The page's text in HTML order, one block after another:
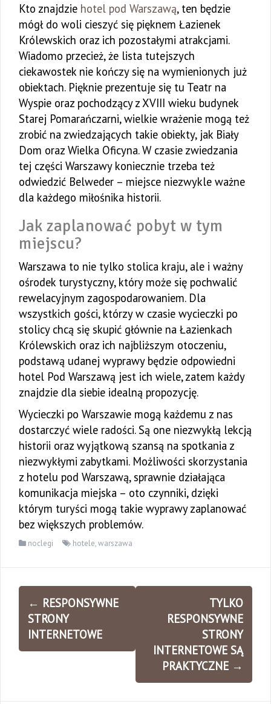
Kto znajdzie hotel pod Warszawą, ten będzie
mógł do woli cieszyć się pięknem Łazienek
Królewskich oraz ich pozostałymi atrakcjami.
Wiadomo przecież, że lista tutejszych
ciekawostek nie kończy się na wymienionych już
obiektach. Pięknie prezentuje się tu Teatr na
Wyspie oraz pochodzący z XVIII wieku budynek
Starej Pomarańczarni, wielkie wrażenie mogą też
zrobić na zwiedzających takie obiekty, jak Biały
Dom oraz Wielka Oficyna. W czasie zwiedzania
tej części Warszawy koniecznie trzeba też
odwiedzić Belweder – miejsce niezwykle ważne
dla każdego miłośnika historii.
Jak zaplanować pobyt w tym
miejscu?
Warszawa to nie tylko stolica kraju, ale i ważny
ośrodek turystyczny, który może się pochwalić
rewelacyjnym zagospodarowaniem. Dla
wszystkich gości, którzy w czasie wycieczki po
stolicy chcą się skupić głównie na Łazienkach
Królewskich oraz ich najbliższym otoczeniu,
podstawą udanej wyprawy będzie odpowiedni
hotel Pod Warszawą jest ich wiele, zatem każdy
znajdzie dla siebie idealną propozycję.
Wycieczki po Warszawie mogą każdemu z nas
dostarczyć wiele radości. Są one niezwykłą lekcją
historii oraz wyjątkową szansą na spotkania z
niezwykłymi zabytkami. Możliwości skorzystania
z hotelu pod Warszawą, sprawnie działająca
komunikacja miejska – oto czynniki, dzięki
którym turyści mogą takie wyprawy zaplanować
bez większych problemów.
noclegi hotele,warszawa
Zobacz
wpisy
← RESPONSYWNE
STRONY
INTERNETOWE
TYLKO
RESPONSYWNE
STRONY
INTERNETOWE SĄ
PRAKTYCZNE →